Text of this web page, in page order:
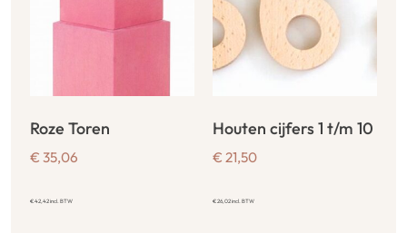
Roze Toren
€ 35,06
€42,42incl. BTW
Houten cijfers 1 t/m 10
€ 21,50
€26,02incl. BTW